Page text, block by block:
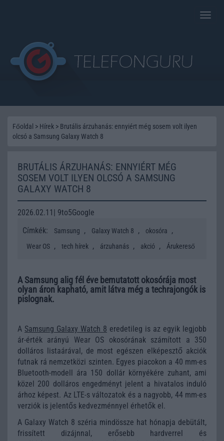
Toggle
Főoldal > Hírek > Brutális árzuhanás: ennyiért még sosem volt ilyen
olcsó a Samsung Galaxy Watch 8
BRUTÁLIS ÁRZUHANÁS: ENNYIÉRT MÉG
SOSEM VOLT ILYEN OLCSÓ A SAMSUNG
GALAXY WATCH 8
2026.02.11| 9to5Google
Címkék:
Samsung , Galaxy Watch 8 , okosóra ,
Wear OS , tech hírek , árzuhanás , akció , Árukereső
A Samsung alig fél éve bemutatott okosórája most
olyan áron kapható, amit látva még a techrajongók is
pislognak.
A Samsung Galaxy Watch 8 eredetileg is az egyik legjobb
ár-érték arányú Wear OS okosórának számított a 350
dolláros listaárával, de most egészen elképesztő akciók
futnak rá nemzetközi szinten. Egyes piacokon a 40 mm-es
Bluetooth-modell ára 150 dollár környékére zuhant, ami
közel 200 dolláros engedményt jelent a hivatalos induló
árhoz képest. Az LTE-s változatok és a nagyobb, 44 mm-es
verziók is jelentős kedvezménnyel érhetők el.
A Galaxy Watch 8 széria mindössze hat hónapja debütált,
frissített dizájnnal, erősebb hardverrel és